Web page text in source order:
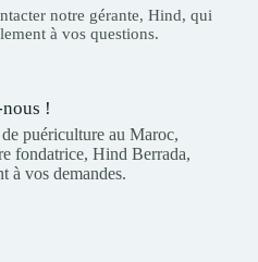
notre gérante, Hind, qui
à vos questions.
!
puériculture au Maroc,
fondatrice, Hind Berrada,
à vos demandes.